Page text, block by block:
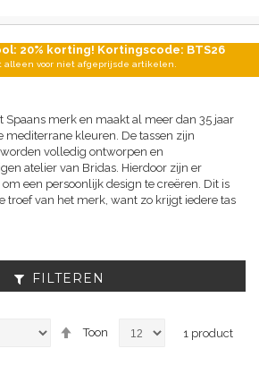
20% korting! Kortingscode: BTS26
alleen voor niet afgeprijsde artikelen.
Spaans merk en maakt al meer dan 35 jaar
mediterrane kleuren. De tassen zijn
volledig ontworpen en
atelier van Bridas. Hierdoor zijn er
een persoonlijk design te creëren. Dit is
troef van het merk, want zo krijgt iedere tas
FILTEREN
Van
Toon 1product